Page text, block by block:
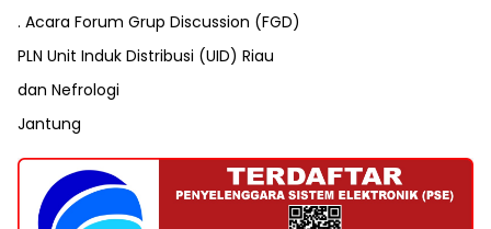
. Acara Forum Grup Discussion (FGD)
PLN Unit Induk Distribusi (UID) Riau
dan Nefrologi
Jantung